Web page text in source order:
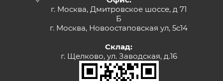
г. Москва, Дмитровское шоссе, д 71
Б
г. Москва, Новоостаповская ул, 5с14
Склад:
г. Щелково, ул. Заводская, д.16